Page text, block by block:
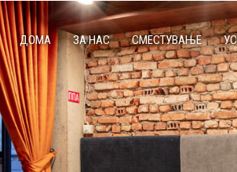
ДОМА ЗА НАС СМЕСТУВАЊЕ